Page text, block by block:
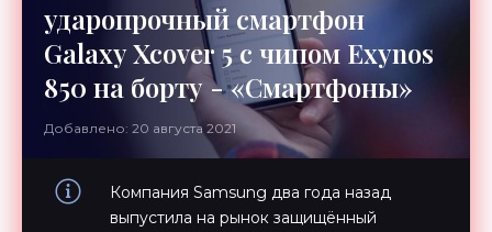
ударопрочный смартфон
Galaxy Xcover 5 с чипом Exynos
850 на борту - «Смартфоны»
Добавлено: 20 августа 2021
Компания Samsung два года назад
выпустила на рынок защищённый